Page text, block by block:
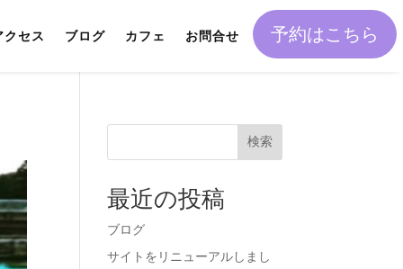
クセス ブログ カフェ お問合せ 予約はこちら
検索
最近の投稿
ブログ
サイトをリニューアルしまし